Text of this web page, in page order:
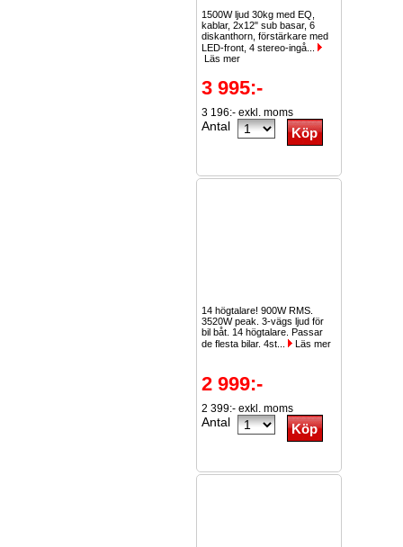
1500W ljud 30kg med EQ,
kablar, 2x12" sub basar, 6
diskanthorn, förstärkare med
LED-front, 4 stereo-ingå...
Läs mer
3 995:-
3 196:- exkl. moms
Antal
14 högtalare! 900W RMS.
3520W peak. 3-vägs ljud för
bil båt. 14 högtalare. Passar
de flesta bilar. 4st...
Läs mer
2 999:-
2 399:- exkl. moms
Antal